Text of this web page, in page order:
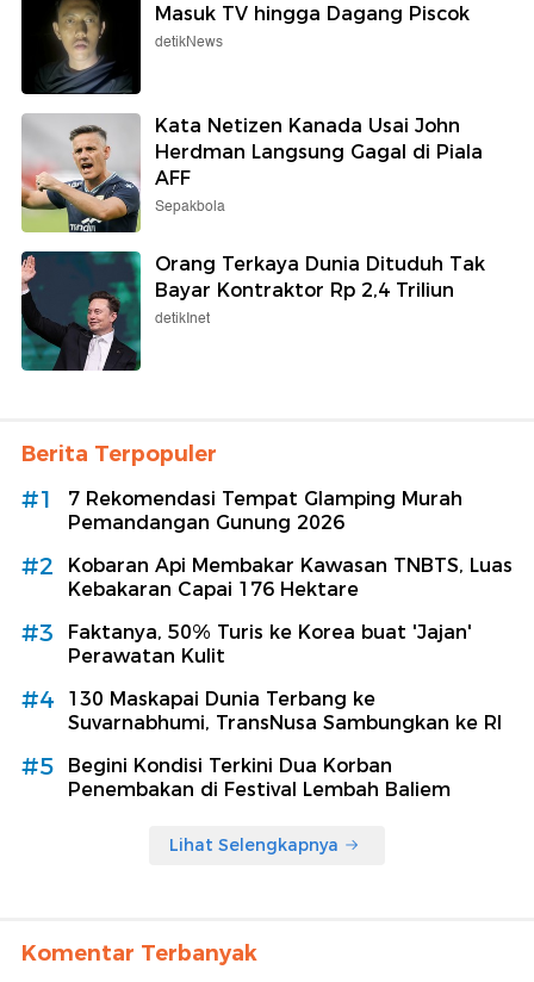
Masuk TV hingga Dagang Piscok
detikNews
Kata Netizen Kanada Usai John
Herdman Langsung Gagal di Piala
AFF
Sepakbola
Orang Terkaya Dunia Dituduh Tak
Bayar Kontraktor Rp 2,4 Triliun
detikInet
Berita Terpopuler
#1
7 Rekomendasi Tempat Glamping Murah
Pemandangan Gunung 2026
#2
Kobaran Api Membakar Kawasan TNBTS, Luas
Kebakaran Capai 176 Hektare
#3
Faktanya, 50% Turis ke Korea buat 'Jajan'
Perawatan Kulit
#4
130 Maskapai Dunia Terbang ke
Suvarnabhumi, TransNusa Sambungkan ke RI
#5
Begini Kondisi Terkini Dua Korban
Penembakan di Festival Lembah Baliem
Lihat Selengkapnya
Komentar Terbanyak